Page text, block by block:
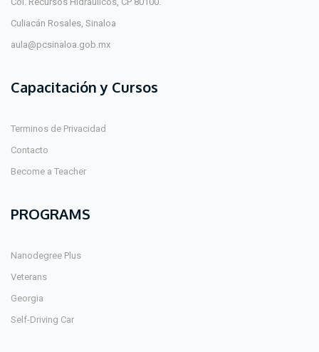
Culiacán Rosales, Sinaloa
aula@pcsinaloa.gob.mx
Capacitación y Cursos
Terminos de Privacidad
Contacto
Become a Teacher
PROGRAMS
Nanodegree Plus
Veterans
Georgia
Self-Driving Car